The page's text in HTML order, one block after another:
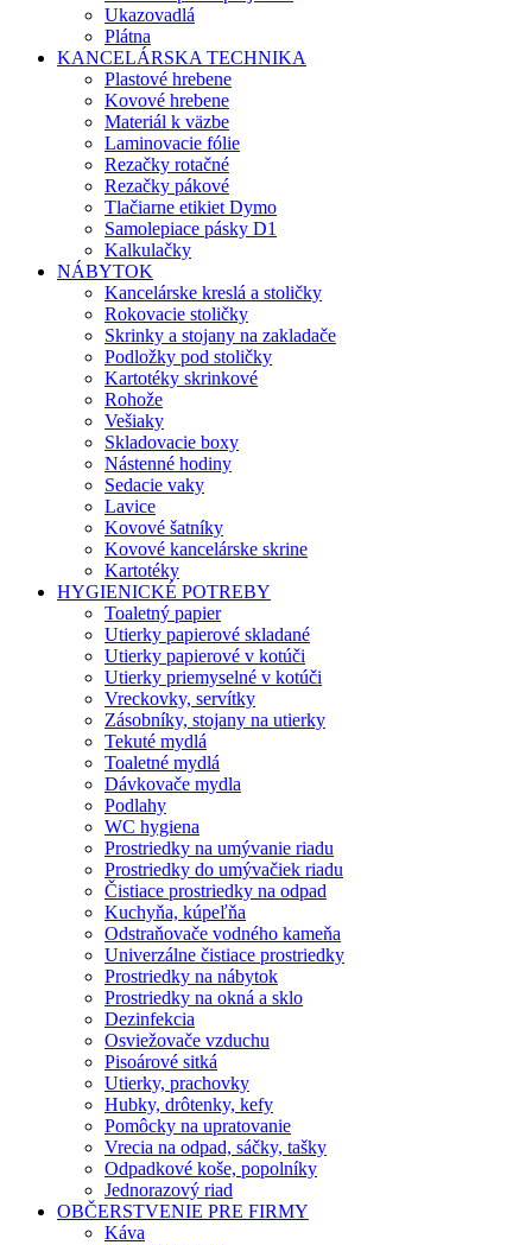
Ukazovadlá
Plátna
KANCELÁRSKA TECHNIKA
Plastové hrebene
Kovové hrebene
Materiál k väzbe
Laminovacie fólie
Rezačky rotačné
Rezačky pákové
Tlačiarne etikiet Dymo
Samolepiace pásky D1
Kalkulačky
NÁBYTOK
Kancelárske kreslá a stoličky
Rokovacie stoličky
Skrinky a stojany na zakladače
Podložky pod stoličky
Kartotéky skrinkové
Rohože
Vešiaky
Skladovacie boxy
Nástenné hodiny
Sedacie vaky
Lavice
Kovové šatníky
Kovové kancelárske skrine
Kartotéky
HYGIENICKÉ POTREBY
Toaletný papier
Utierky papierové skladané
Utierky papierové v kotúči
Utierky priemyselné v kotúči
Vreckovky, servítky
Zásobníky, stojany na utierky
Tekuté mydlá
Toaletné mydlá
Dávkovače mydla
Podlahy
WC hygiena
Prostriedky na umývanie riadu
Prostriedky do umývačiek riadu
Čistiace prostriedky na odpad
Kuchyňa, kúpeľňa
Odstraňovače vodného kameňa
Univerzálne čistiace prostriedky
Prostriedky na nábytok
Prostriedky na okná a sklo
Dezinfekcia
Osviežovače vzduchu
Pisoárové sitká
Utierky, prachovky
Hubky, drôtenky, kefy
Pomôcky na upratovanie
Vrecia na odpad, sáčky, tašky
Odpadkové koše, popolníky
Jednorazový riad
OBČERSTVENIE PRE FIRMY
Káva